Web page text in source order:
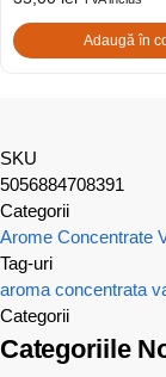
Adaugă în
SKU
5056884708391
Categorii
Arome Concentrate
Tag-uri
aroma concentrata
Categorii
Categoriile